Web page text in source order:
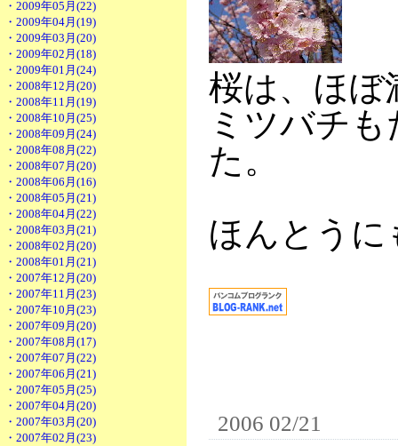
・2009年05月(22)
・2009年04月(19)
・2009年03月(20)
・2009年02月(18)
・2009年01月(24)
・2008年12月(20)
・2008年11月(19)
・2008年10月(25)
・2008年09月(24)
・2008年08月(22)
・2008年07月(20)
・2008年06月(16)
・2008年05月(21)
・2008年04月(22)
・2008年03月(21)
・2008年02月(20)
・2008年01月(21)
・2007年12月(20)
・2007年11月(23)
・2007年10月(23)
・2007年09月(20)
・2007年08月(17)
・2007年07月(22)
・2007年06月(21)
・2007年05月(25)
・2007年04月(20)
・2007年03月(20)
・2007年02月(23)
桜は、ほぼ
ミツバチ
た。
ほんとうに
2006 02/21